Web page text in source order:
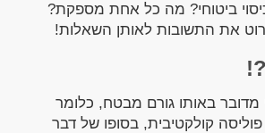
ביטוחי? מה כל אחת מספקת?
את התשובות לאותן השאלות!
מדובר באותו גורם מבטח, כלומר
קולקטיבית, בסופו של דבר